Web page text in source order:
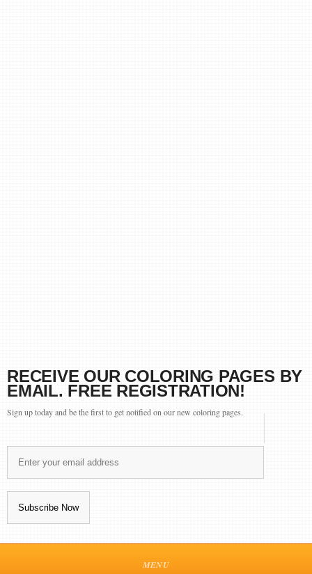
RECEIVE OUR COLORING PAGES BY
EMAIL. FREE REGISTRATION!
Sign up today and be the first to get notified on our new coloring pages.
MENU